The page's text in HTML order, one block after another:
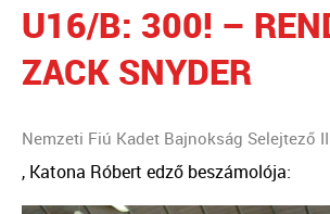
U16/B: 300! –
ZACK SNYDER
Nemzeti Fiú Kadet Bajnokság Selejtező
, Katona Róbert edző beszámolója: